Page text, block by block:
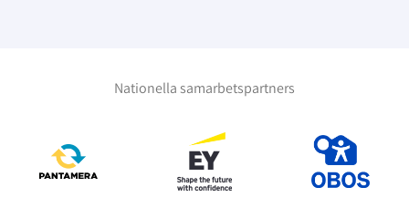
Nationella samarbetspartners